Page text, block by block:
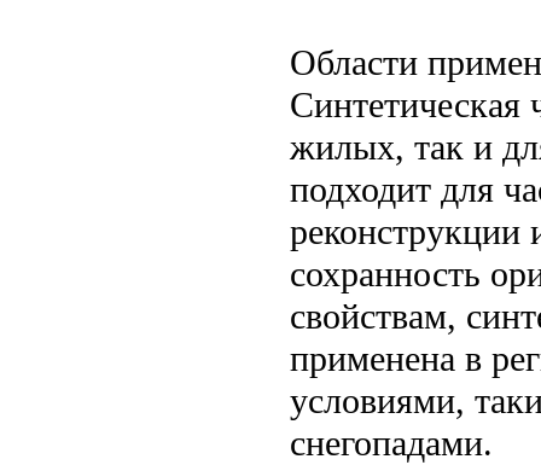
Области
Синтетическая
жилых, так и
подходит для
реконструкции
сохранность
свойствам,
применена в
условиями,
снегопадами.